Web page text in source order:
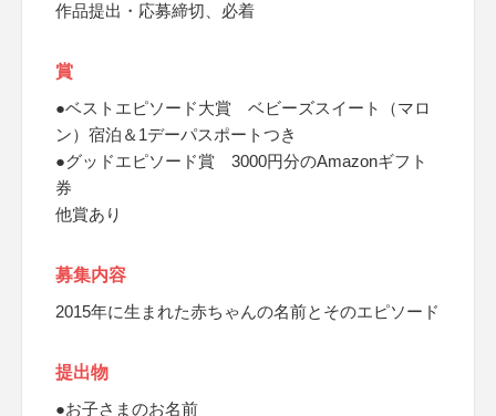
作品提出・応募締切、必着
賞
●ベストエピソード大賞 ベビーズスイート（マロ
ン）宿泊＆1デーパスポートつき
●グッドエピソード賞 3000円分のAmazonギフト
券
他賞あり
募集内容
2015年に生まれた赤ちゃんの名前とそのエピソード
提出物
●お子さまのお名前